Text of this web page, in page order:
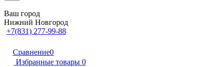
Ваш город
Нижний Новгород
+7(831) 277-99-88
Сравнение0
Избранные товары 0